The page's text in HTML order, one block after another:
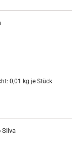
0,01 kg je Stück
Silva